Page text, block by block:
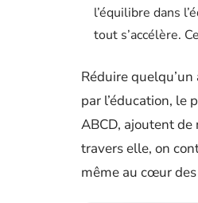
l’équilibre dans
tout s’accélère.
Réduire
par l’éducation, le
ABCD, ajoutent
travers elle, on
même au cœur